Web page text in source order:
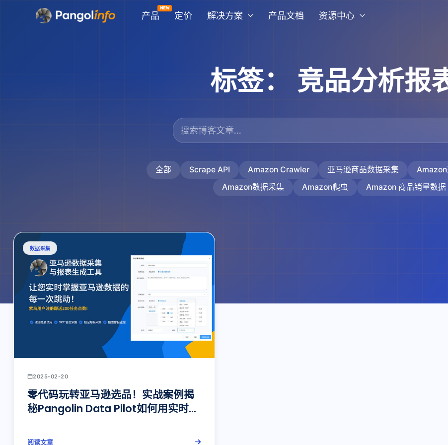
产品 定价 解决方案 产品文档 资源中心
标签： 竞品分析报
全部 Scrape API Amazon Crawler 亚马逊商品数据采集
Amazon数据采集
Amazon爬虫 Amazon 商品销量数据
数据采集
2025-02-20
零代码玩转亚马逊选品！实战案例揭
秘Pangolin Data Pilot如何用实时数
阅读文章